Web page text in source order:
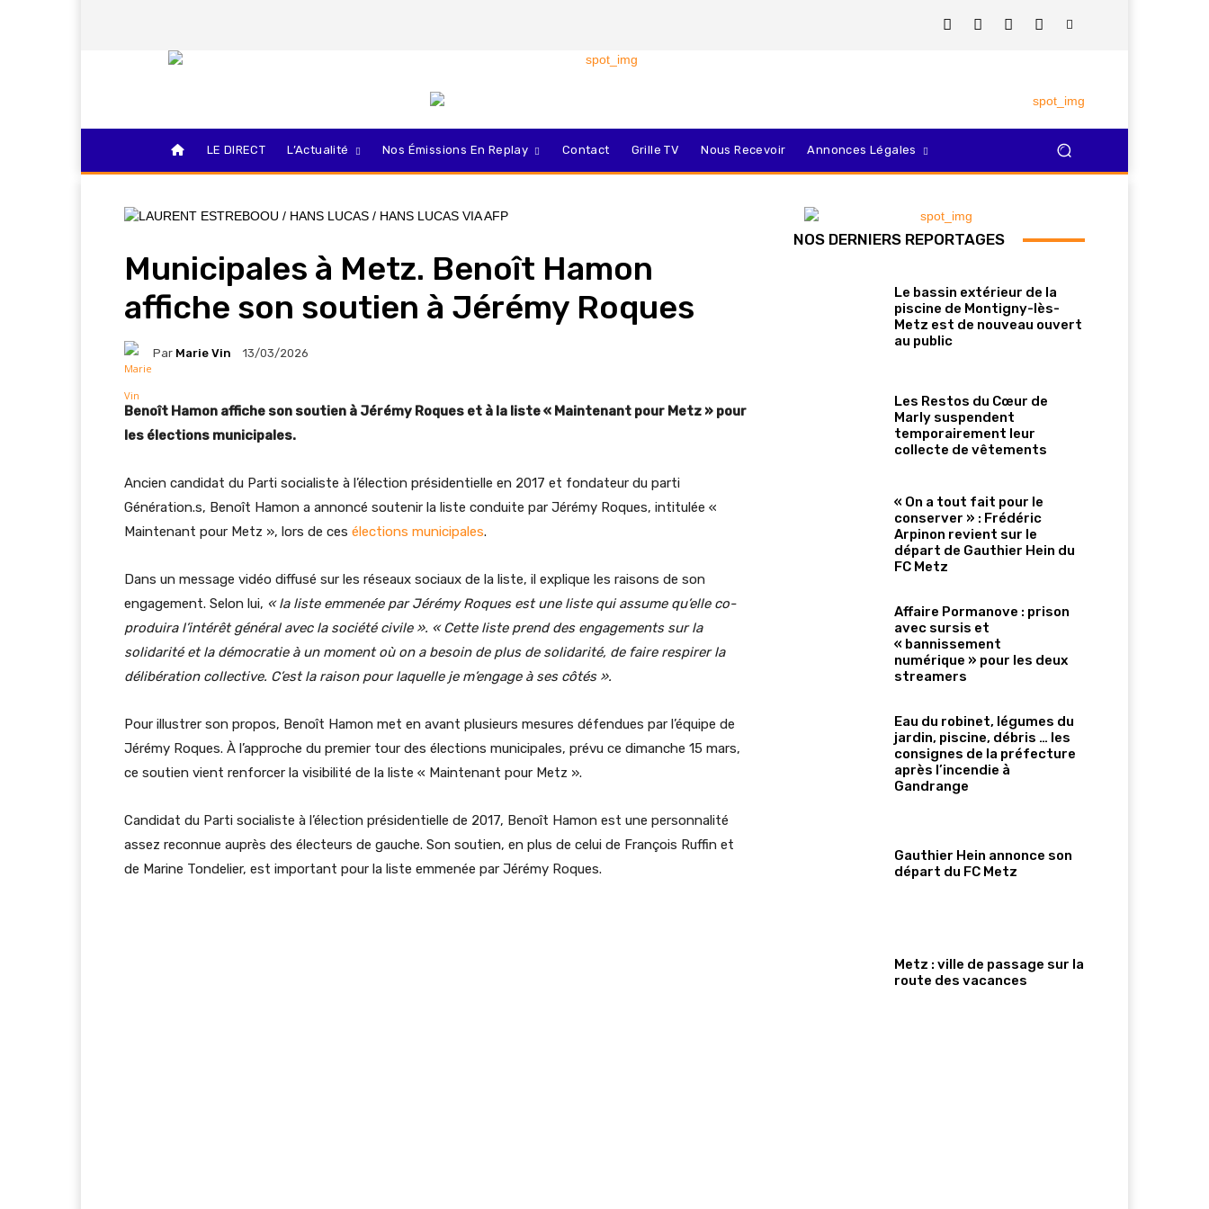
LE DIRECT L’Actualité Nos Émissions En Replay Contact Grille TV Nous Recevoir Annonces Légales
Municipales à Metz. Benoît Hamon
affiche son soutien à Jérémy Roques
Par Marie Vin 13/03/2026
Benoît Hamon affiche son soutien à Jérémy Roques et à la liste « Maintenant pour Metz » pour
les élections municipales.
Ancien candidat du Parti socialiste à l’élection présidentielle en 2017 et fondateur du parti
Génération.s, Benoît Hamon a annoncé soutenir la liste conduite par Jérémy Roques, intitulée «
Maintenant pour Metz », lors de ces élections municipales.
Dans un message vidéo diffusé sur les réseaux sociaux de la liste, il explique les raisons de son
engagement. Selon lui, « la liste emmenée par Jérémy Roques est une liste qui assume qu’elle co-
produira l’intérêt général avec la société civile ». « Cette liste prend des engagements sur la
solidarité et la démocratie à un moment où on a besoin de plus de solidarité, de faire respirer la
délibération collective. C’est la raison pour laquelle je m’engage à ses côtés ».
Pour illustrer son propos, Benoît Hamon met en avant plusieurs mesures défendues par l’équipe de
Jérémy Roques. À l’approche du premier tour des élections municipales, prévu ce dimanche 15 mars,
ce soutien vient renforcer la visibilité de la liste « Maintenant pour Metz ».
Candidat du Parti socialiste à l’élection présidentielle de 2017, Benoît Hamon est une personnalité
assez reconnue auprès des électeurs de gauche. Son soutien, en plus de celui de François Ruffin et
de Marine Tondelier, est important pour la liste emmenée par Jérémy Roques.
NOS DERNIERS REPORTAGES
Le bassin extérieur de la
piscine de Montigny-lès-
Metz est de nouveau ouvert
au public
Les Restos du Cœur de
Marly suspendent
temporairement leur
collecte de vêtements
« On a tout fait pour le
conserver » : Frédéric
Arpinon revient sur le
départ de Gauthier Hein du
FC Metz
Affaire Pormanove : prison
avec sursis et
« bannissement
numérique » pour les deux
streamers
Eau du robinet, légumes du
jardin, piscine, débris … les
consignes de la préfecture
après l’incendie à
Gandrange
Gauthier Hein annonce son
départ du FC Metz
Metz : ville de passage sur la
route des vacances